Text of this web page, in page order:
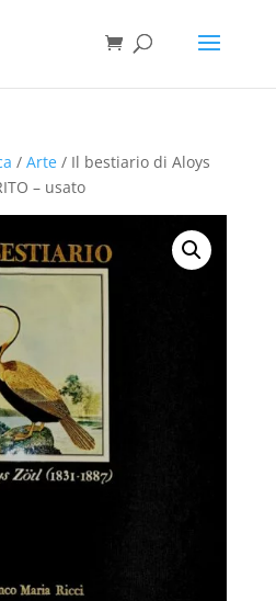
/ Arte/ Il bestiario di Aloys
– usato